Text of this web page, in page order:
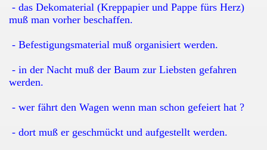
- das Dekomaterial (Kreppapier und Pappe fürs Herz)
muß man vorher beschaffen.
- Befestigungsmaterial muß organisiert werden.
- in der Nacht muß der Baum zur Liebsten gefahren
werden.
- wer fährt den Wagen wenn man schon gefeiert hat ?
- dort muß er geschmückt und aufgestellt werden.